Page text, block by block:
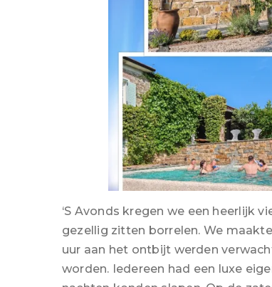
‘S Avonds kregen we een heerlijk
gezellig zitten borrelen. We
uur aan het ontbijt werden
worden. Iedereen had een luxe